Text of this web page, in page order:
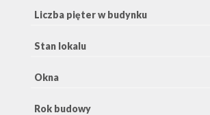
Liczba pięter w budynku
Stan lokalu
Okna
Rok budowy